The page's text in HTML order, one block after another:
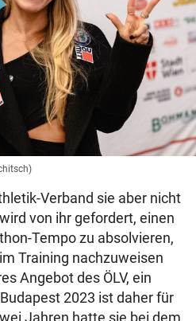
Verband sie aber nicht
von ihr gefordert, einen
Tempo zu absolvieren,
Training nachzuweisen
Angebot des ÖLV, ein
2023 ist daher für
Jahren hatte sie bei dem